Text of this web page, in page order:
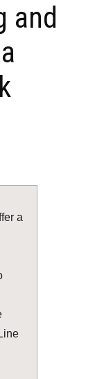
and
a